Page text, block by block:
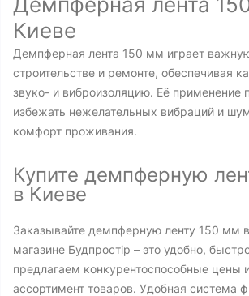
Киеве
Демпферная лента 150 мм играет
строительстве и ремонте, обеспечивая
звуко- и виброизоляцию. Её применение
избежать нежелательных вибраций и
комфорт проживания.
Купите демпферную
в Киеве
Заказывайте демпферную ленту 150 мм
магазине Будпростір – это удобно,
предлагаем конкурентоспособные цены
ассортимент товаров. Удобная система